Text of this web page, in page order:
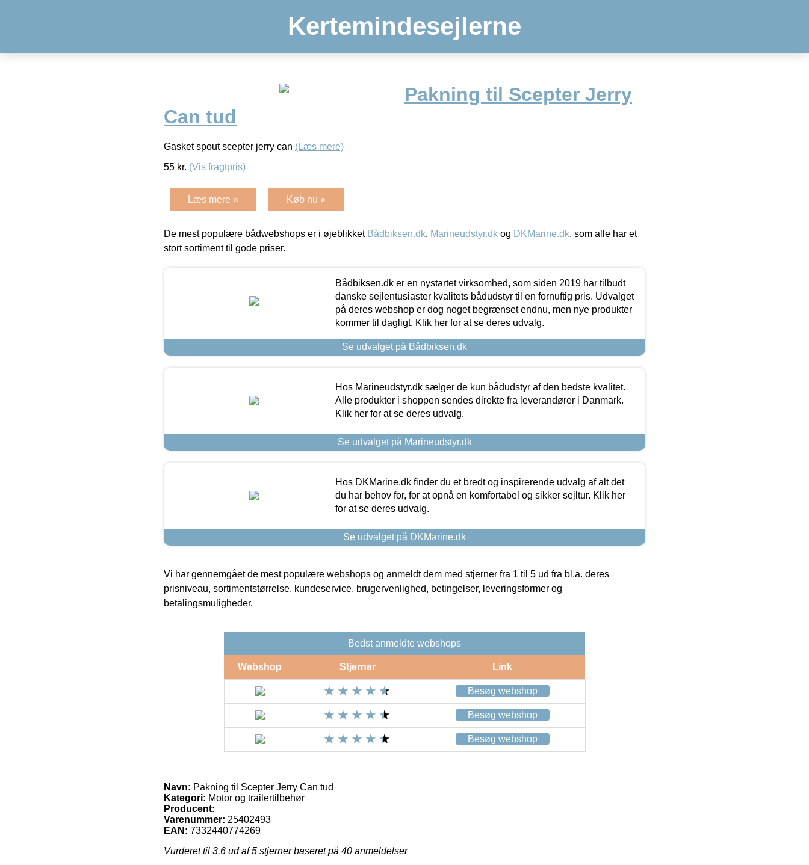
Kertemindesejlerne
Pakning til Scepter Jerry
Can tud
Gasket spout scepter jerry can (Læs mere)
55 kr. (Vis fragtpris)
Læs mere » Køb nu »
De mest populære bådwebshops er i øjeblikket Bådbiksen.dk, Marineudstyr.dk og DKMarine.dk, som alle har et
stort sortiment til gode priser.
Bådbiksen.dk er en nystartet virksomhed, som siden 2019 har tilbudt
danske sejlentusiaster kvalitets bådudstyr til en fornuftig pris. Udvalget
på deres webshop er dog noget begrænset endnu, men nye produkter
kommer til dagligt. Klik her for at se deres udvalg.
Se udvalget på Bådbiksen.dk
Hos Marineudstyr.dk sælger de kun bådudstyr af den bedste kvalitet.
Alle produkter i shoppen sendes direkte fra leverandører i Danmark.
Klik her for at se deres udvalg.
Se udvalget på Marineudstyr.dk
Hos DKMarine.dk finder du et bredt og inspirerende udvalg af alt det
du har behov for, for at opnå en komfortabel og sikker sejltur. Klik her
for at se deres udvalg.
Se udvalget på DKMarine.dk
Vi har gennemgået de mest populære webshops og anmeldt dem med stjerner fra 1 til 5 ud fra bl.a. deres
prisniveau, sortimentstørrelse, kundeservice, brugervenlighed, betingelser, leveringsformer og
betalingsmuligheder.
Bedst anmeldte webshops
Webshop Stjerner Link
Besøg webshop
Besøg webshop
Besøg webshop
Navn: Pakning til Scepter Jerry Can tud
Kategori: Motor og trailertilbehør
Producent:
Varenummer: 25402493
EAN: 7332440774269
Vurderet til 3.6 ud af 5 stjerner baseret på 40 anmeldelser